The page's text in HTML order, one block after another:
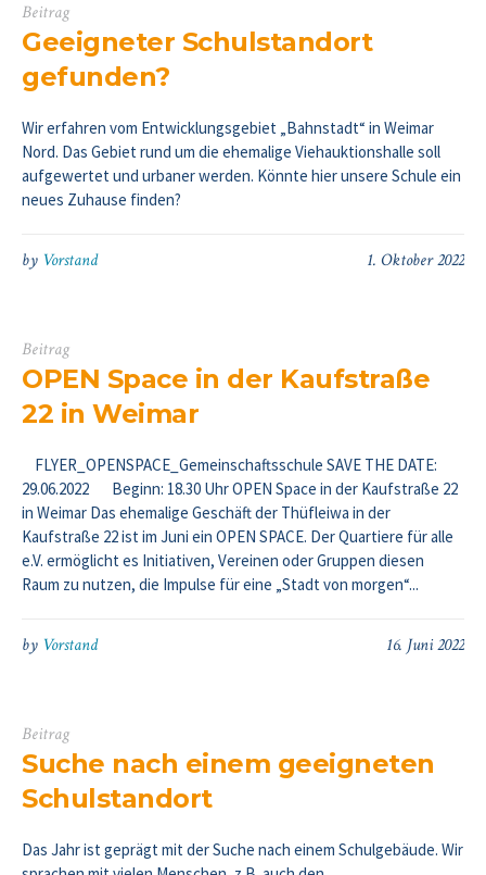
Beitrag
Geeigneter Schulstandort
gefunden?
Wir erfahren vom Entwicklungsgebiet „Bahnstadt“ in Weimar
Nord. Das Gebiet rund um die ehemalige Viehauktionshalle soll
aufgewertet und urbaner werden. Könnte hier unsere Schule ein
neues Zuhause finden?
1. Oktober 2022
by Vorstand
Beitrag
OPEN Space in der Kaufstraße
22 in Weimar
FLYER_OPENSPACE_Gemeinschaftsschule SAVE THE DATE:
29.06.2022 Beginn: 18.30 Uhr OPEN Space in der Kaufstraße 22
in Weimar Das ehemalige Geschäft der Thüfleiwa in der
Kaufstraße 22 ist im Juni ein OPEN SPACE. Der Quartiere für alle
e.V. ermöglicht es Initiativen, Vereinen oder Gruppen diesen
Raum zu nutzen, die Impulse für eine „Stadt von morgen“...
16. Juni 2022
by Vorstand
Beitrag
Suche nach einem geeigneten
Schulstandort
Das Jahr ist geprägt mit der Suche nach einem Schulgebäude. Wir